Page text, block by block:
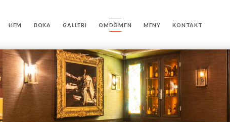
HEM BOKA GALLERI OMDÖMEN MENY KONTAKT